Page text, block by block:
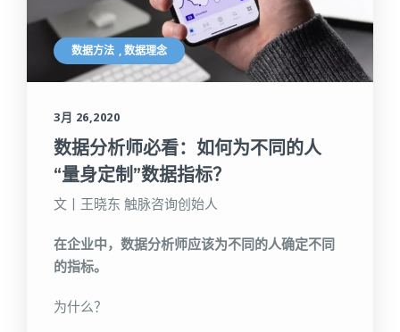
数据方法 , 数据理念
3月 26,2020
数据分析师必看：如何为不同的人
“量身定制”数据指标？
文丨王晓东 触脉咨询创始人
在企业中，数据分析师应该为不同的人确定不同
的指标。
为什么？